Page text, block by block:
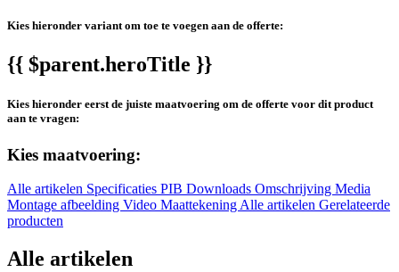
Kies hieronder variant om toe te voegen aan de offerte:
{{ $parent.heroTitle }}
Kies hieronder eerst de juiste maatvoering om de offerte voor dit product
aan te vragen:
Kies maatvoering:
Alle artikelen Specificaties PIB Downloads Omschrijving Media
Montage afbeelding Video MaattekeningAlle artikelen Gerelateerde
producten
Alle artikelen